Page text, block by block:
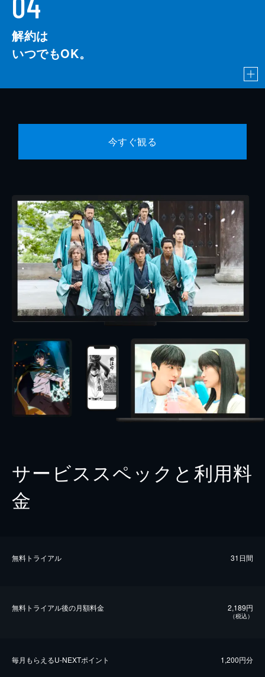
解約は
いつでもOK。
今すぐ観る
サービススペックと利用料
金
無料トライアル 31日間
無料トライアル後の⽉額料金 2,189円
（税込）
毎⽉もらえるU-NEXTポイント 1,200円分